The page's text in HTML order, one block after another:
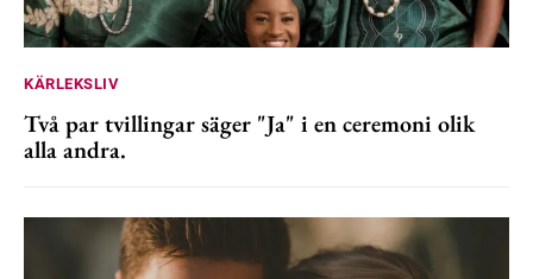
KÄRLEKSLIV
Två par tvillingar säger "Ja" i en ceremoni olik
alla andra.